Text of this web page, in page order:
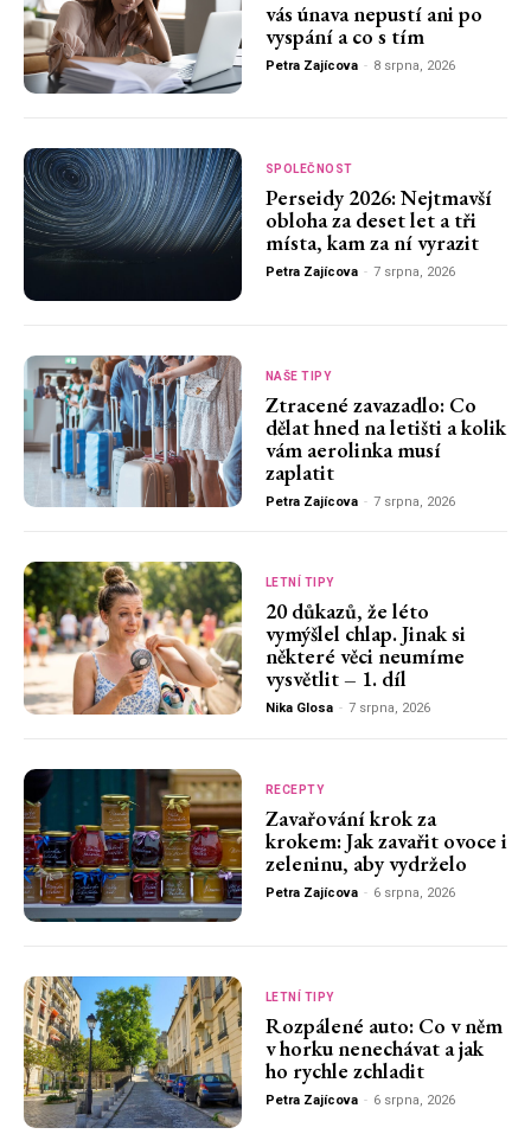
vás únava nepustí ani po
vyspání a co s tím
Petra Zajícova - 8 srpna, 2026
SPOLEČNOST
Perseidy 2026: Nejtmavší
obloha za deset let a tři
místa, kam za ní vyrazit
Petra Zajícova - 7 srpna, 2026
NAŠE TIPY
Ztracené zavazadlo: Co
dělat hned na letišti a kolik
vám aerolinka musí
zaplatit
Petra Zajícova - 7 srpna, 2026
LETNÍ TIPY
20 důkazů, že léto
vymýšlel chlap. Jinak si
některé věci neumíme
vysvětlit – 1. díl
Nika Glosa - 7 srpna, 2026
RECEPTY
Zavařování krok za
krokem: Jak zavařit ovoce i
zeleninu, aby vydrželo
Petra Zajícova - 6 srpna, 2026
LETNÍ TIPY
Rozpálené auto: Co v něm
v horku nenechávat a jak
ho rychle zchladit
Petra Zajícova - 6 srpna, 2026